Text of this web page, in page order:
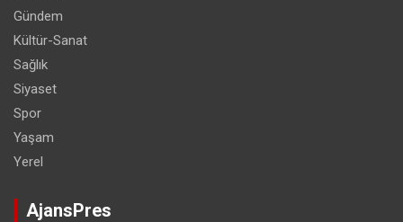
Gündem
Kültür-Sanat
Sağlık
Siyaset
Spor
Yaşam
Yerel
AjansPres